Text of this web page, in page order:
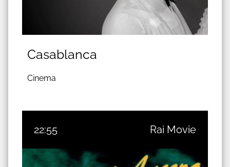
Casablanca
Cinema
22:55 Rai Movie